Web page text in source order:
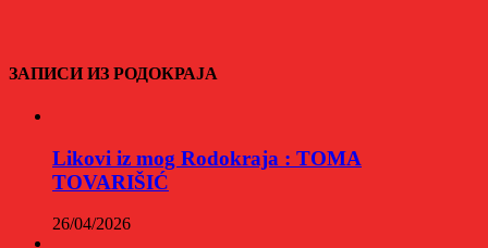
ЗАПИСИ ИЗ РОДОКРАЈА
Likovi iz mog Rodokraja : TOMA
TOVARIŠIĆ
26/04/2026